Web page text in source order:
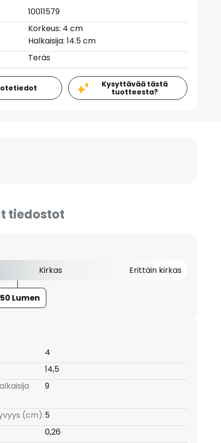
10011579
Korkeus: 4 cm
Halkaisija: 14.5 cm
Teräs
Kysyttävää tästä
tuotteesta?
tiedostot
Kirkas Erittäin kirkas
Lumen
4
14,5
9
(cm):5
0,26